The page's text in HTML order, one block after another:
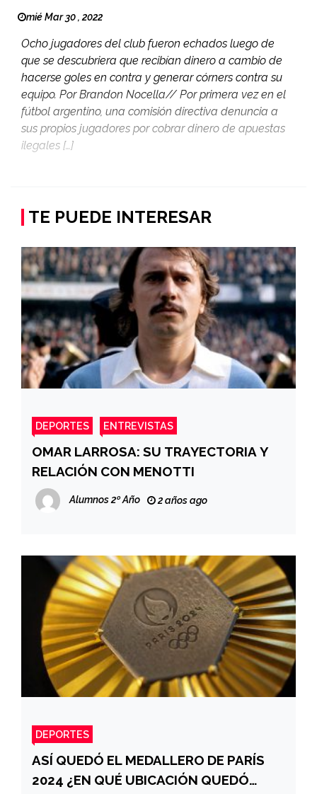
mié Mar 30 , 2022
Ocho jugadores del club fueron echados luego de
que se descubriera que recibían dinero a cambio de
hacerse goles en contra y generar córners contra su
equipo. Por Brandon Nocella// Por primera vez en el
fútbol argentino, una comisión directiva denuncia a
sus propios jugadores por cobrar dinero de apuestas
ilegales […]
TE PUEDE INTERESAR
DEPORTES ENTREVISTAS
OMAR LARROSA: SU TRAYECTORIA Y
RELACIÓN CON MENOTTI
Alumnos 2º Año 2 años ago
DEPORTES
ASÍ QUEDÓ EL MEDALLERO DE PARÍS
2024 ¿EN QUÉ UBICACIÓN QUEDÓ